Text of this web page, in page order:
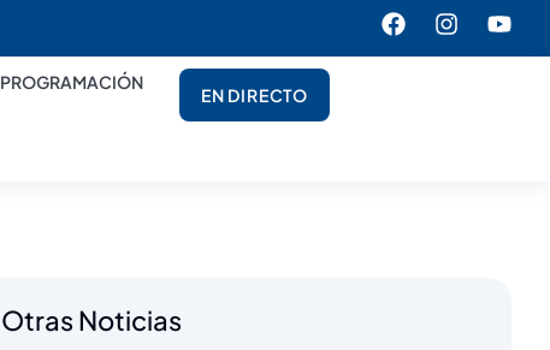
PROGRAMACIÓN
EN DIRECTO
Otras Noticias